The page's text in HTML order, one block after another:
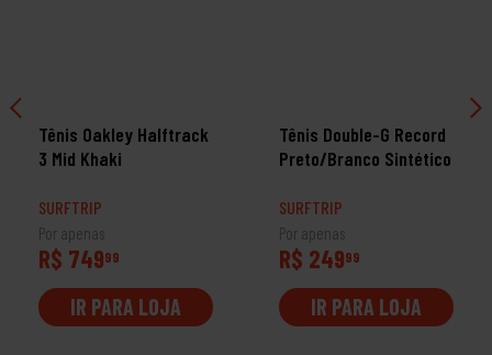
Tênis Oakley Halftrack
3 Mid Khaki
SURFTRIP
Por apenas
R$ 74999
IR PARA LOJA
Tênis Double-G Record
Preto/Branco Sintético
SURFTRIP
Por apenas
R$ 24999
IR PARA LOJA